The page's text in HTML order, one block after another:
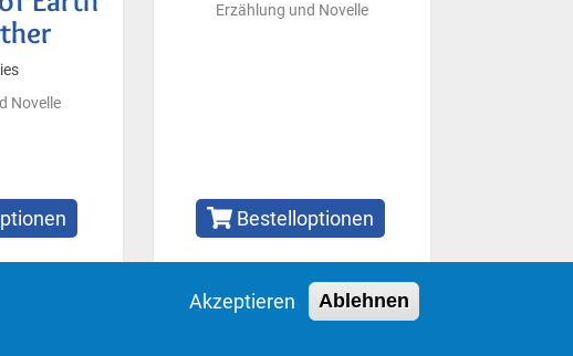
Novelle
Erzählung und Novelle
Bestelloptionen
Akzeptieren Ablehnen